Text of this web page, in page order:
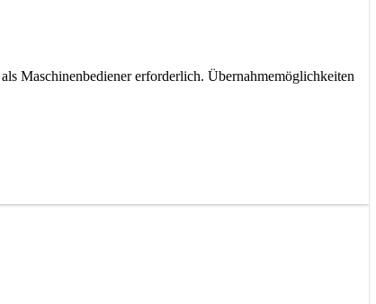
Maschinenbediener erforderlich. Übernahmemöglichkeiten